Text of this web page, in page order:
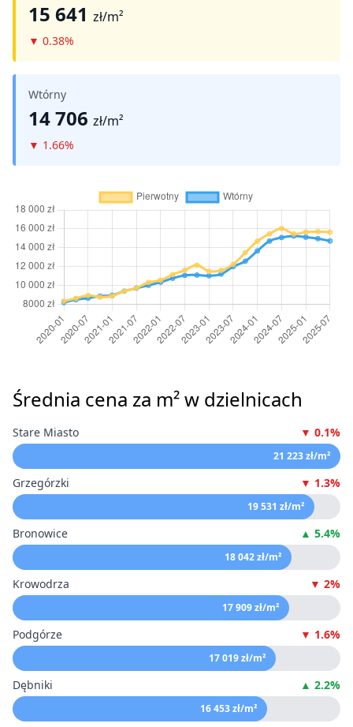
15 641 zł/m²
▼ 0.38%
Wtórny
14 706 zł/m²
▼ 1.66%
Średnia cena za m² w dzielnicach
Stare Miasto ▼ 0.1%
21 223 zł/m²
Grzegórzki ▼ 1.3%
19 531 zł/m²
Bronowice ▲ 5.4%
18 042 zł/m²
Krowodrza ▼ 2%
17 909 zł/m²
Podgórze ▼ 1.6%
17 019 zł/m²
Dębniki ▲ 2.2%
16 453 zł/m²